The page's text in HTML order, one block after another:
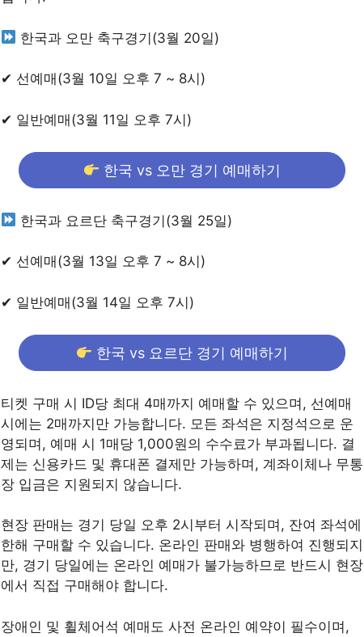
한국과 오만 축구경기(3월 20일)
✔ 선예매(3월 10일 오후 7 ~ 8시)
✔ 일반예매(3월 11일 오후 7시)
한국 vs 오만 경기 예매하기
한국과 요르단 축구경기(3월 25일)
✔ 선예매(3월 13일 오후 7 ~ 8시)
✔ 일반예매(3월 14일 오후 7시)
한국 vs 요르단 경기 예매하기
티켓 구매 시 ID당 최대 4매까지 예매할 수 있으며, 선예매
시에는 2매까지만 가능합니다. 모든 좌석은 지정석으로 운
영되며, 예매 시 1매당 1,000원의 수수료가 부과됩니다. 결
제는 신용카드 및 휴대폰 결제만 가능하며, 계좌이체나 무통
장 입금은 지원되지 않습니다.
현장 판매는 경기 당일 오후 2시부터 시작되며, 잔여 좌석에
한해 구매할 수 있습니다. 온라인 판매와 병행하여 진행되지
만, 경기 당일에는 온라인 예매가 불가능하므로 반드시 현장
에서 직접 구매해야 합니다.
장애인 및 휠체어석 예매도 사전 온라인 예약이 필수이며,